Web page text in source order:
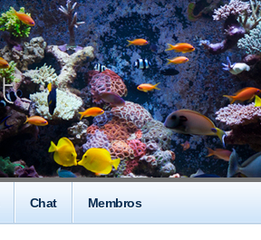
Chat Membros